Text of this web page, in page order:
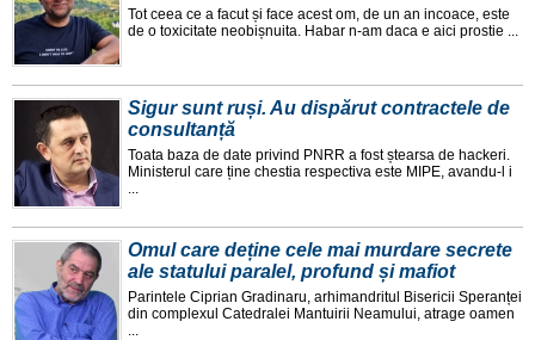
Tot ceea ce a facut și face acest om, de un an incoace, este
de o toxicitate neobișnuita. Habar n-am daca e aici prostie ...
Sigur sunt ruși. Au dispărut contractele de
consultanță
Toata baza de date privind PNRR a fost ștearsa de hackeri.
Ministerul care ține chestia respectiva este MIPE, avandu-l i
...
Omul care deține cele mai murdare secrete
ale statului paralel, profund și mafiot
Parintele Ciprian Gradinaru, arhimandritul Bisericii Speranței
din complexul Catedralei Mantuirii Neamului, atrage oamen
...